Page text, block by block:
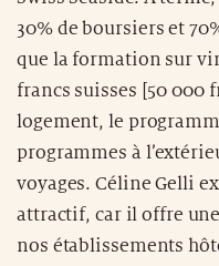
30% de boursiers et
que la formation sur
francs suisses [50 000
logement, le
programmes à
voyages. Céline Gelli
attractif, car il offre
nos établissements